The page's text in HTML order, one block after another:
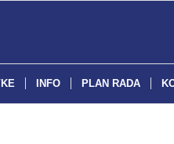
INFO PLAN RADA